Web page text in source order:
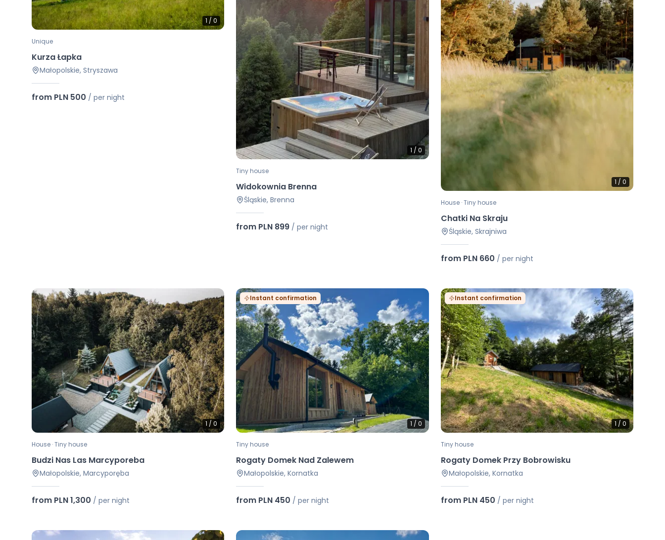
1 /0
Unique
Kurza Łapka
Małopolskie, Stryszawa
from PLN 500 / per night
1 / 0
Tiny house
Widokownia Brenna
Śląskie, Brenna
from PLN 899 /per night
1 / 0
House · Tiny house
Chatki Na Skraju
Śląskie, Skrajniwa
from PLN 660 / per night
1 /0
House · Tiny house
Budzi Nas Las Marcyporeba
Małopolskie, Marcyporęba
from PLN 1,300 / per night
Instant confirmation
1 / 0
Tiny house
Rogaty Domek Nad Zalewem
Małopolskie, Kornatka
from PLN 450 /per night
Instant confirmation
1 / 0
Tiny house
Rogaty Domek Przy Bobrowisku
Małopolskie, Kornatka
from PLN 450 / per night